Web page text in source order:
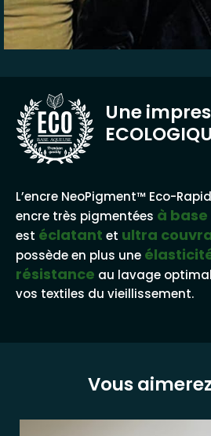
BASE AQUEUSE
Une
L’encre NeoPigment™ Eco-
encre très pigmentées à
est éclatant et ultra
possède en plus une
résistance au lavage
vos textiles du vieillissement.
Vous